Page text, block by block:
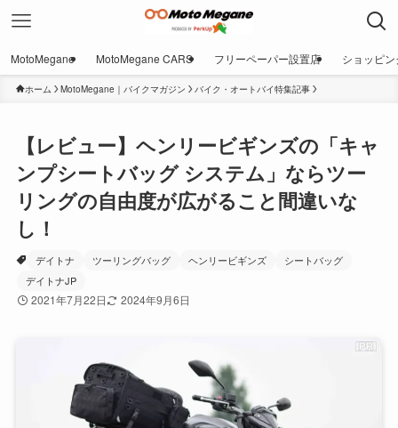
MotoMegane MotoMegane CARS フリーペーパー設置店 ショッピン
ホーム MotoMegane｜バイクマガジン バイク・オートバイ特集記事
【レビュー】ヘンリービギンズの「キャ
ンプシートバッグ システム」ならツー
リングの自由度が広がること間違いな
し！
デイトナ ツーリングバッグ ヘンリービギンズ
シートバッグ
デイトナJP
2021年7月22日 2024年9月6日